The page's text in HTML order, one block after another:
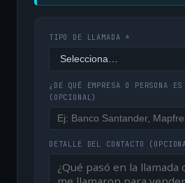
TIPO DE LLAMADA *
¿DE QUÉ EMPRESA O PERSONA ES
(OPCIONAL)
DETALLE DEL CONTACTO